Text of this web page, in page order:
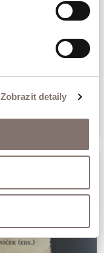
Zobrazit detaily